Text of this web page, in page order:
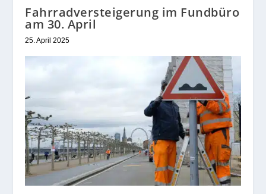
Fahrradversteigerung im Fundbüro
am 30. April
25. April 2025